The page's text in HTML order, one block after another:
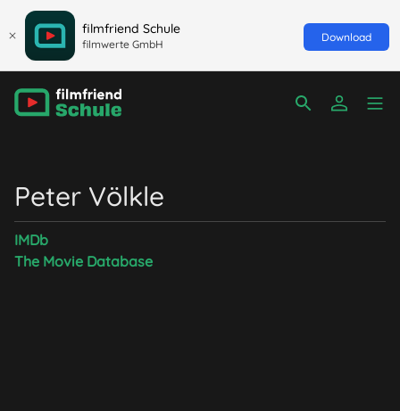
filmfriend Schule
filmwerte GmbH
Download
Peter Völkle
IMDb
The Movie Database